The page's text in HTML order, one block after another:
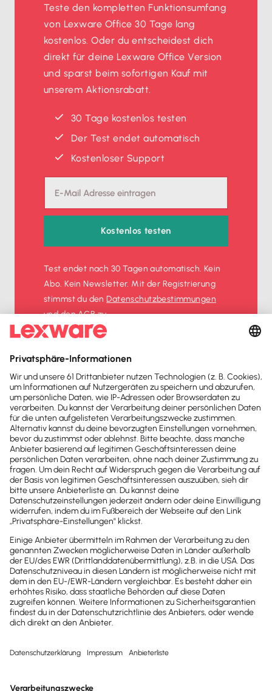
Teste den kompletten Funktionsumfang
von Lexware Office 30 Tage lang
kostenlos. Oder du entscheidest dich
direkt für deine Lexware Office Version
und sparst beim sofortigen Kauf mit
unserem Aktionsrabatt.
30 Tage kostenlos testen
Der Test endet automatisch
Kostenloser Support
Kostenlos testen
Test endet nach 30 Tagen automatisch. Kein
Abo. Kein Newsletter. Mit der Registrierung
stimmst du denDatenschutz­bestimmungen
und denAGBzu.
Newsletter
Brandheiße
News direkt in
dein Postfach
Möchtest du zukünftig
wichtige News zu
Gesetzesänderungen,
hilfreiche Praxis-Tipps und
kostenlose Tools für
Unternehmen erhalten?
Dann abonniere unseren